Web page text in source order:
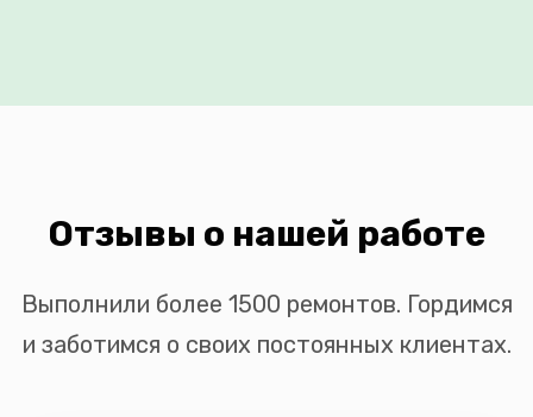
Отзывы о нашей работе
Выполнили более 1500 ремонтов. Гордимся
и заботимся о своих постоянных клиентах.